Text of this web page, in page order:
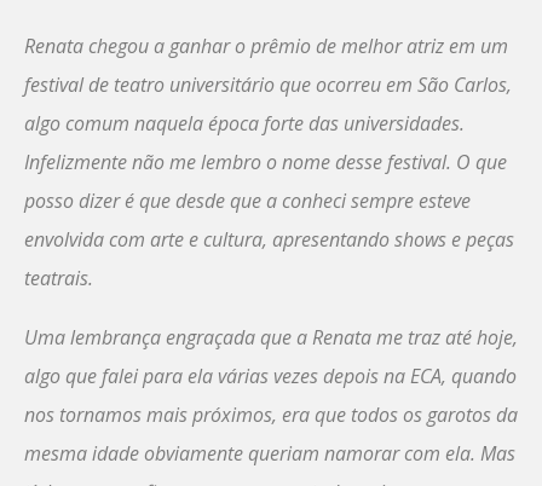
Renata chegou a ganhar o prêmio de melhor atriz em um
festival de teatro universitário que ocorreu em São Carlos,
algo comum naquela época forte das universidades.
Infelizmente não me lembro o nome desse festival. O que
posso dizer é que desde que a conheci sempre esteve
envolvida com arte e cultura, apresentando shows e peças
teatrais.
Uma lembrança engraçada que a Renata me traz até hoje,
algo que falei para ela várias vezes depois na ECA, quando
nos tornamos mais próximos, era que todos os garotos da
mesma idade obviamente queriam namorar com ela. Mas